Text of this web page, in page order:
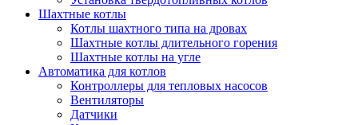
Шахтные котлы
Котлы шахтного типа на дровах
Шахтные котлы длительного горения
Шахтные котлы на угле
Автоматика для котлов
Контроллеры для тепловых насосов
Вентиляторы
Датчики